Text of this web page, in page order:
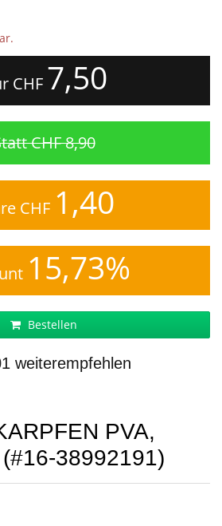
CHF 7,50
CHF 8,90
CHF 1,40
15,73%
Bestellen
weiterempfehlen
38992191)